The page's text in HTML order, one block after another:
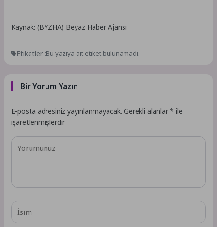
Kaynak: (BYZHA) Beyaz Haber Ajansı
Etiketler :Bu yazıya ait etiket bulunamadı.
Bir Yorum Yazın
E-posta adresiniz yayınlanmayacak. Gerekli alanlar* ile
işaretlenmişlerdir